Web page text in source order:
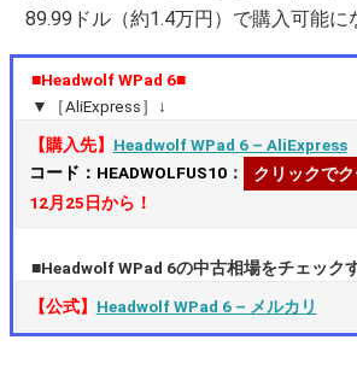
89.99ドル（約1.4万円）で購入可能に
■Headwolf WPad 6■
▼［AliExpress］↓
【購入先】 Headwolf WPad 6 – AliExpress
コード：HEADWOLFUS10：
クリックで
12月25日から！
■Headwolf WPad 6の中古相場をチェック
【公式】 Headwolf WPad 6 – メルカリ